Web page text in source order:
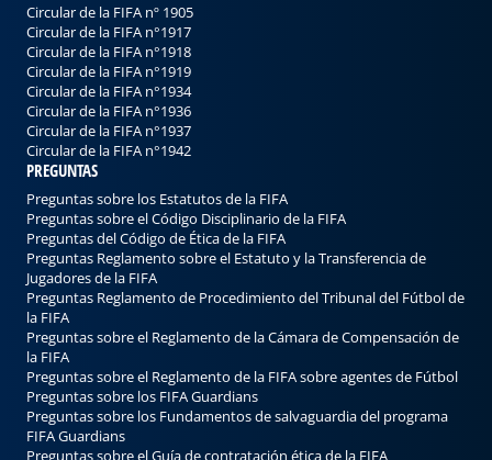
Circular de la FIFA nº 1905
Circular de la FIFA n°1917
Circular de la FIFA n°1918
Circular de la FIFA n°1919
Circular de la FIFA n°1934
Circular de la FIFA n°1936
Circular de la FIFA n°1937
Circular de la FIFA n°1942
PREGUNTAS
Preguntas sobre los Estatutos de la FIFA
Preguntas sobre el Código Disciplinario de la FIFA
Preguntas del Código de Ética de la FIFA
Preguntas Reglamento sobre el Estatuto y la Transferencia de
Jugadores de la FIFA
Preguntas Reglamento de Procedimiento del Tribunal del Fútbol de
la FIFA
Preguntas sobre el Reglamento de la Cámara de Compensación de
la FIFA
Preguntas sobre el Reglamento de la FIFA sobre agentes de Fútbol
Preguntas sobre los FIFA Guardians
Preguntas sobre los Fundamentos de salvaguardia del programa
FIFA Guardians
Preguntas sobre el Guía de contratación ética de la FIFA